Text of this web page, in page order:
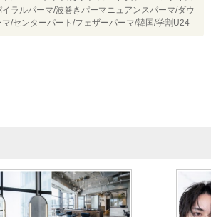
イラルパーマ/波巻きパーマニュアンスパーマ/ダウ
マ/センターパート/フェザーパーマ/韓国/学割U24